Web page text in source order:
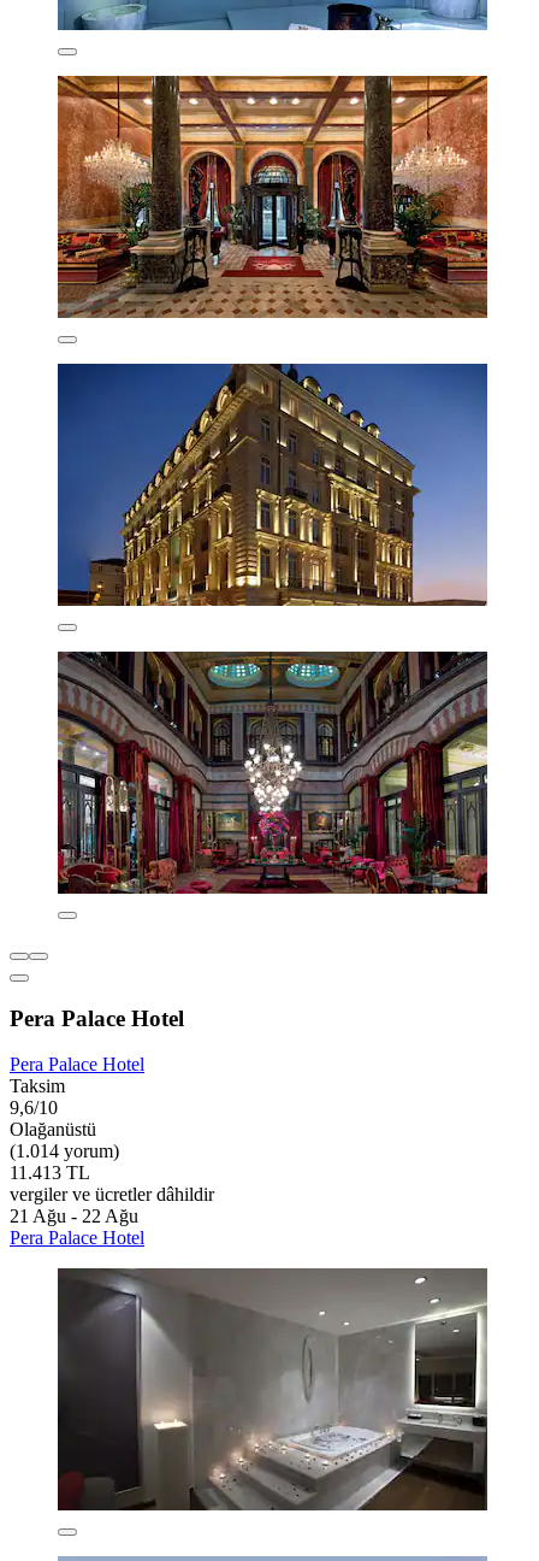
Pera Palace Hotel
Pera Palace Hotel
Taksim
9,6/10
Olağanüstü
(1.014 yorum)
11.413 TL
vergiler ve ücretler dâhildir
21 Ağu - 22 Ağu
Pera Palace Hotel